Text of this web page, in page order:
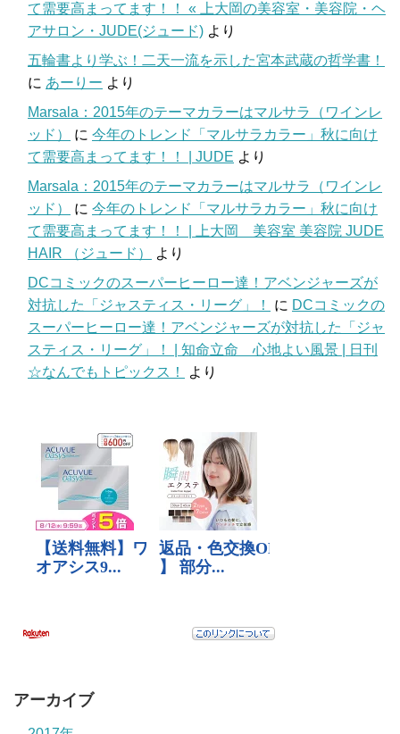
て需要高まってます！！ « 上大岡の美容室・美容院・ヘ
アサロン・JUDE(ジュード) より
五輪書より学ぶ！二天一流を示した宮本武蔵の哲学書！
に あーりー より
Marsala：2015年のテーマカラーはマルサラ（ワインレ
ッド）
に 今年のトレンド「マルサラカラー」秋に向け
て需要高まってます！！ | JUDE より
Marsala：2015年のテーマカラーはマルサラ（ワインレ
ッド）
に 今年のトレンド「マルサラカラー」秋に向け
て需要高まってます！！ | 上大岡 美容室 美容院 JUDE
HAIR （ジュード）
より
DCコミックのスーパーヒーロー達！アベンジャーズが
対抗した「ジャスティス・リーグ」！
に DCコミックの
スーパーヒーロー達！アベンジャーズが対抗した「ジャ
スティス・リーグ」！ | 知命立命 心地よい風景 | 日刊
☆なんでもトピックス！
より
アーカイブ